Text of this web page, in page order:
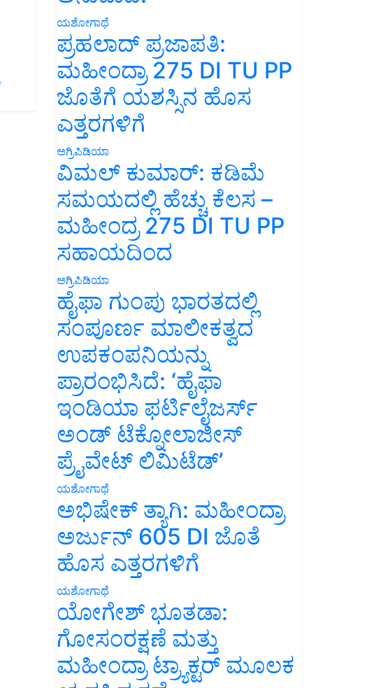
ಯಶೋಗಾಥೆ
ಪ್ರಹಲಾದ್ ಪ್ರಜಾಪತಿ:
ಮಹೀಂದ್ರಾ 275 DI TU PP
ಜೊತೆಗೆ ಯಶಸ್ಸಿನ ಹೊಸ
ಎತ್ತರಗಳಿಗೆ
ಅಗ್ರಿಪಿಡಿಯಾ
ವಿಮಲ್ ಕುಮಾರ್: ಕಡಿಮೆ
ಸಮಯದಲ್ಲಿ ಹೆಚ್ಚು ಕೆಲಸ –
ಮಹೀಂದ್ರ 275 DI TU PP
ಸಹಾಯದಿಂದ
ಅಗ್ರಿಪಿಡಿಯಾ
ಹೈಫಾ ಗುಂಪು ಭಾರತದಲ್ಲಿ
ಸಂಪೂರ್ಣ ಮಾಲೀಕತ್ವದ
ಉಪಕಂಪನಿಯನ್ನು
ಪ್ರಾರಂಭಿಸಿದೆ: ‘ಹೈಫಾ
ಇಂಡಿಯಾ ಫರ್ಟಿಲೈಜರ್ಸ್
ಅಂಡ್ ಟೆಕ್ನೋಲಾಜೀಸ್
ಪ್ರೈವೇಟ್ ಲಿಮಿಟೆಡ್’
ಯಶೋಗಾಥೆ
ಅಭಿಷೇಕ್ ತ್ಯಾಗಿ: ಮಹೀಂದ್ರಾ
ಅರ್ಜುನ್ 605 DI ಜೊತೆ
ಹೊಸ ಎತ್ತರಗಳಿಗೆ
ಯಶೋಗಾಥೆ
ಯೋಗೇಶ್ ಭೂತಡಾ:
ಗೋಸಂರಕ್ಷಣೆ ಮತ್ತು
ಮಹೀಂದ್ರಾ ಟ್ರ್ಯಾಕ್ಟರ್ ಮೂಲಕ